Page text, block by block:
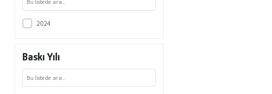
2024
Baskı Yılı